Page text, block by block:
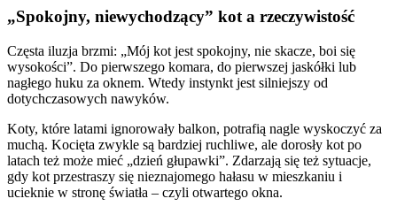
„Spokojny, niewychodzący” kot a rzeczywistość
Częsta iluzja brzmi: „Mój kot jest spokojny, nie skacze, boi się
wysokości”. Do pierwszego komara, do pierwszej jaskółki lub
nagłego huku za oknem. Wtedy instynkt jest silniejszy od
dotychczasowych nawyków.
Koty, które latami ignorowały balkon, potrafią nagle wyskoczyć za
muchą. Kocięta zwykle są bardziej ruchliwe, ale dorosły kot po
latach też może mieć „dzień głupawki”. Zdarzają się też sytuacje,
gdy kot przestraszy się nieznajomego hałasu w mieszkaniu i
ucieknie w stronę światła – czyli otwartego okna.